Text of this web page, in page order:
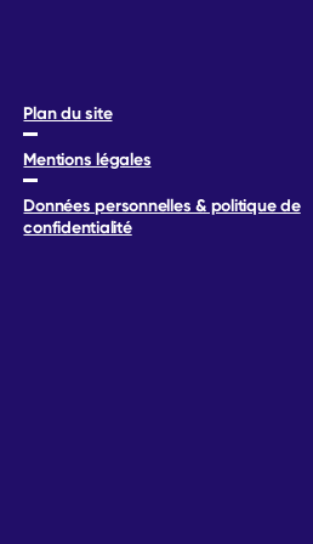
Plan du site
Mentions légales
Données personnelles & politique de
confidentialité